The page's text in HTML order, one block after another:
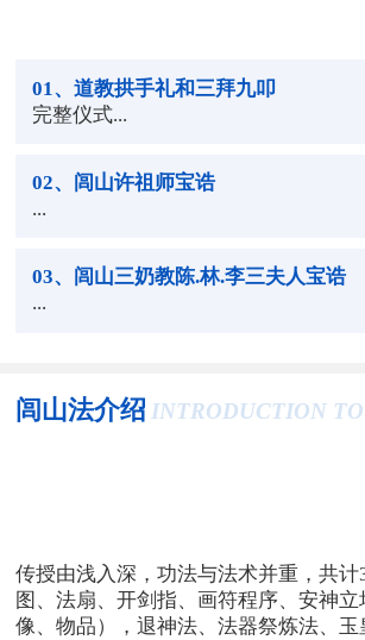
01 、道教拱手礼和三拜九叩
完整仪式...
02、闾山许祖师宝诰
...
03、闾山三奶教陈.林.李三夫人宝诰
...
闾山法介绍 INTRODUCTION
传授由浅入深，功法与法术并重，共
图、法扇、开剑指、画符程序、安神
像、物品），退神法、法器祭炼法、玉